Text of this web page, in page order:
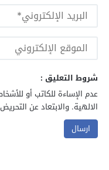
شروط التعليق :
عدم الإساءة للكاتب أو
الالهية. والابتعاد عن